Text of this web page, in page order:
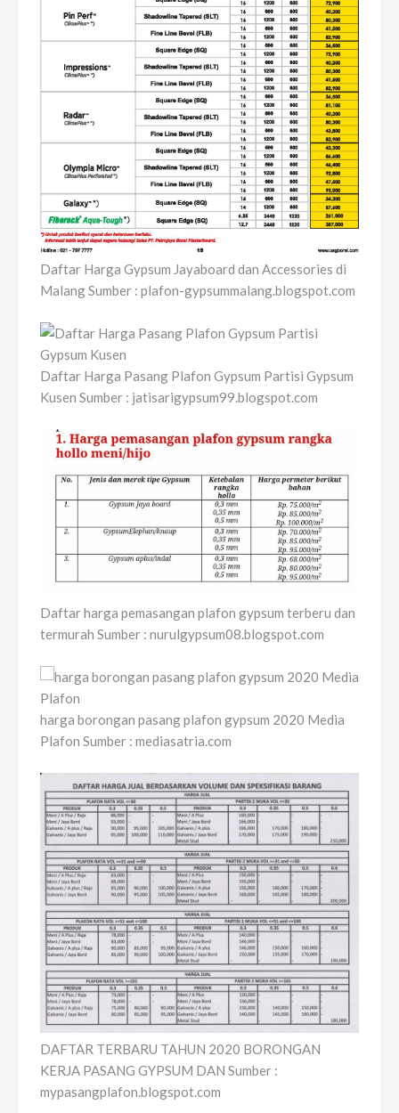
Daftar Harga Gypsum Jayaboard dan Accessories di
Malang Sumber : plafon-gypsummalang.blogspot.com
Daftar Harga Pasang Plafon Gypsum Partisi Gypsum
Kusen Sumber : jatisarigypsum99.blogspot.com
Daftar harga pemasangan plafon gypsum terberu dan
termurah Sumber : nurulgypsum08.blogspot.com
harga borongan pasang plafon gypsum 2020 Media
Plafon Sumber : mediasatria.com
DAFTAR TERBARU TAHUN 2020 BORONGAN
KERJA PASANG GYPSUM DAN Sumber :
mypasangplafon.blogspot.com